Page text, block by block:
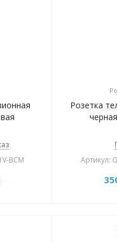
BCM
Розетка
Артикул: